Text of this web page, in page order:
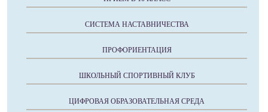
СИСТЕМА НАСТАВНИЧЕСТВА
ПРОФОРИЕНТАЦИЯ
ШКОЛЬНЫЙ СПОРТИВНЫЙ КЛУБ
ЦИФРОВАЯ ОБРАЗОВАТЕЛЬНАЯ СРЕДА